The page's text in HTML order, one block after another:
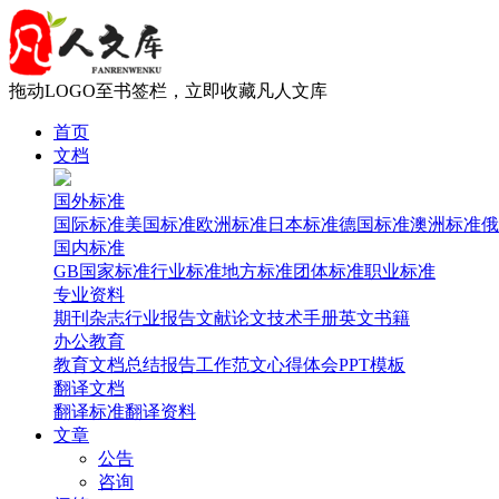
拖动LOGO至书签栏，立即收藏凡人文库
首页
文档
国外标准
国际标准美国标准欧洲标准日本标准德国标准澳洲标准
国内标准
GB国家标准行业标准地方标准团体标准职业标准
专业资料
期刊杂志行业报告文献论文技术手册英文书籍
办公教育
教育文档总结报告工作范文心得体会PPT模板
翻译文档
翻译标准翻译资料
文章
公告
咨询